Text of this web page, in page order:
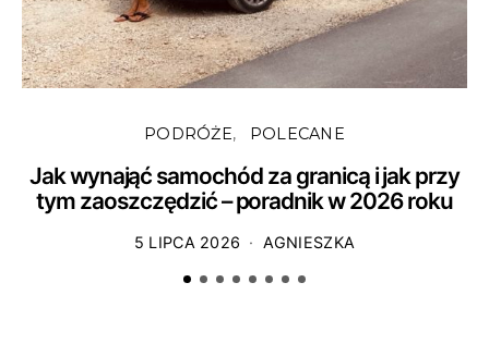
PODRÓŻE POLECANE
Jak wynająć samochód za granicą i jak przy
tym zaoszczędzić – poradnik w 2026 roku
5 LIPCA 2026 AGNIESZKA